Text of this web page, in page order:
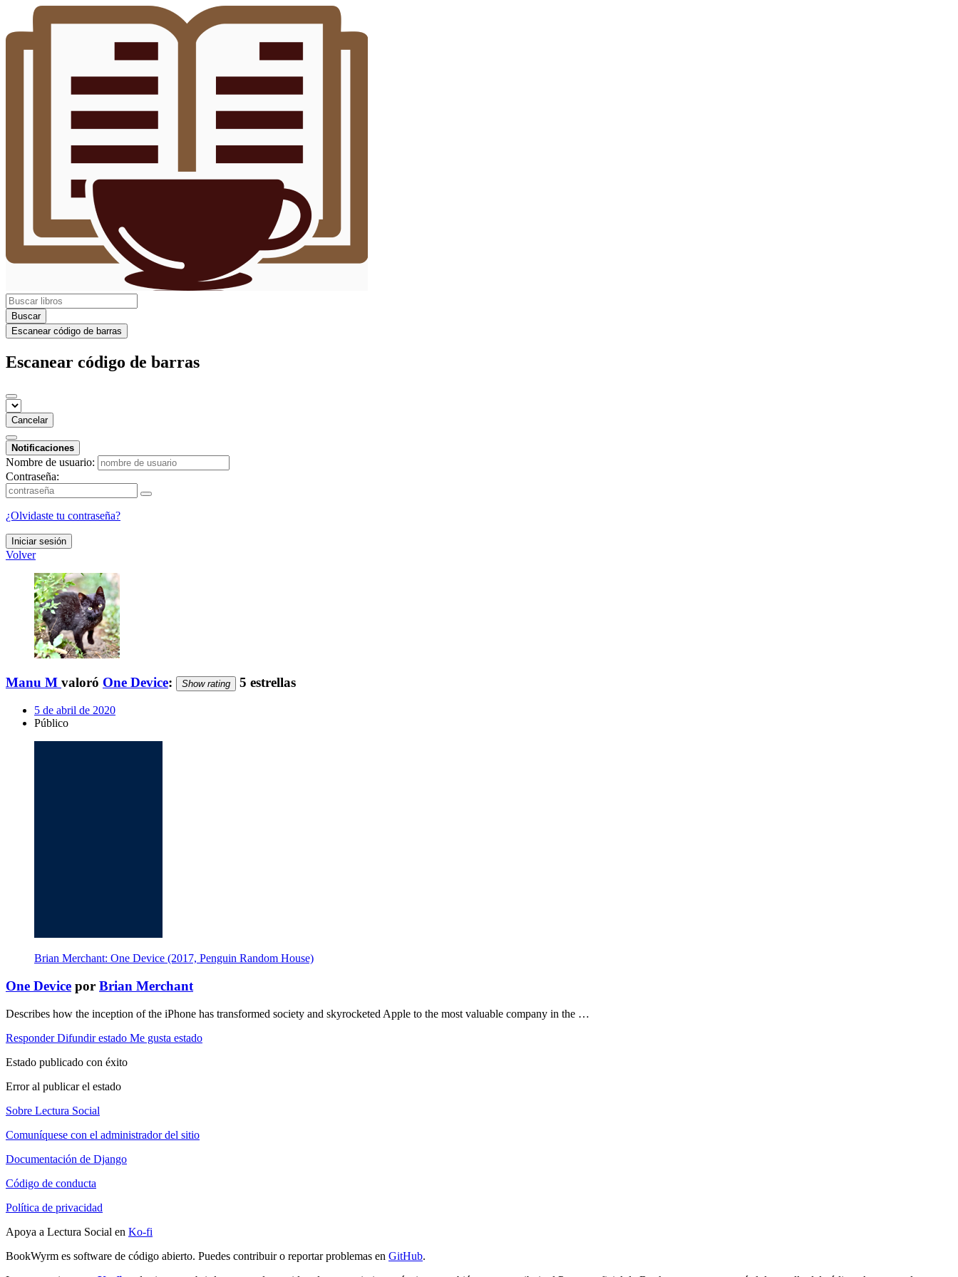
Buscar
Escanear código de barras
Escanear código de barras
Cancelar
Notificaciones
Nombre de usuario:
Contraseña:
¿Olvidaste tu contraseña?
Iniciar sesión
Volver
Manu M valoró One Device: Show rating 5 estrellas
5 de abril de 2020
Público
Brian Merchant: One Device (2017, Penguin Random House)
One Device por Brian Merchant
Describes how the inception of the iPhone has transformed society and skyrocketed Apple to the most valuable company in the …
Responder Difundir estado Me gusta estado
Estado publicado con éxito
Error al publicar el estado
Sobre Lectura Social
Comuníquese con el administrador del sitio
Documentación de Django
Código de conducta
Política de privacidad
Apoya a Lectura Social en Ko-fi
BookWyrm es software de código abierto. Puedes contribuir o reportar problemas en GitHub.